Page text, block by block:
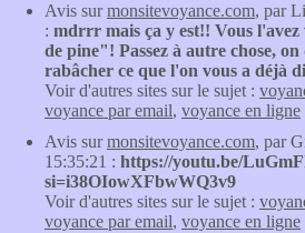
Avis surmonsitevoyance.com, par
: mdrrr mais ça y est!! Vous
de pine"! Passez à autre chose,
rabâcher ce que l'on vous a déjà
Voir d'autres sites sur le sujet :
voyance par email, voyance en ligne
Avis surmonsitevoyance.com, par
15:35:21 : https://youtu.be/
si=i38OIowXFbwWQ3v9
Voir d'autres sites sur le sujet :
voyance par email, voyance en ligne